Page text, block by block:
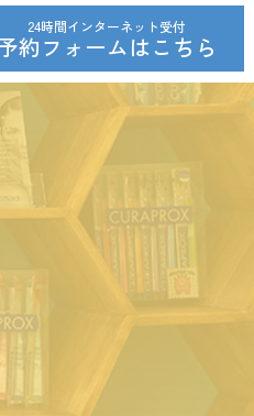
24時間インターネット受付
約フォームはこちら